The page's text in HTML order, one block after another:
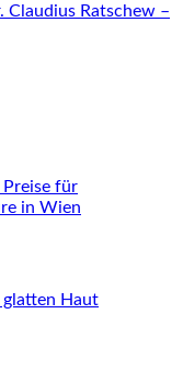
Ratschew –
für
in Wien
Haut